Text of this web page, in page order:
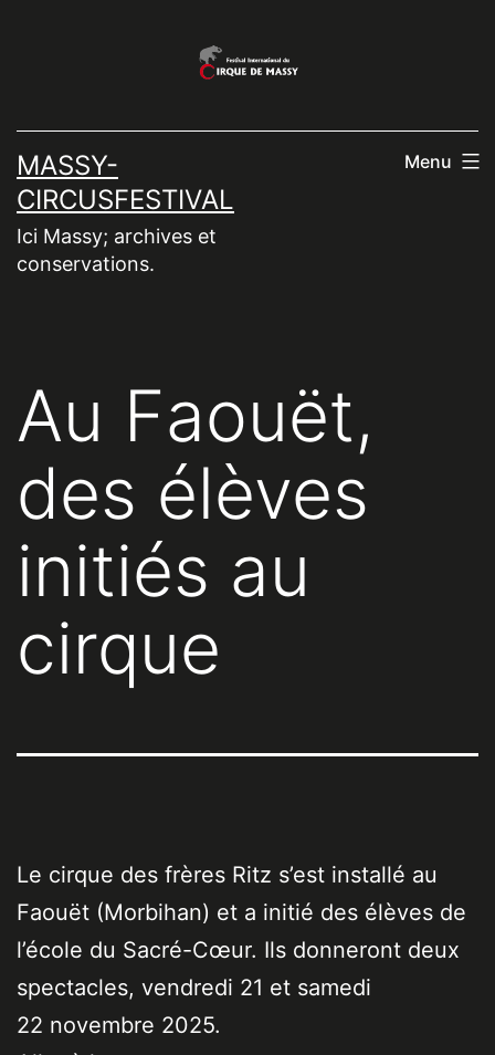
MASSY-
CIRCUSFESTIVAL
Ici Massy; archives et
conservations.
Menu
Au Faouët,
des élèves
initiés au
cirque
Le cirque des frères Ritz s’est installé au
Faouët (Morbihan) et a initié des élèves de
l’école du Sacré-Cœur. Ils donneront deux
spectacles, vendredi 21 et samedi
22 novembre 2025.